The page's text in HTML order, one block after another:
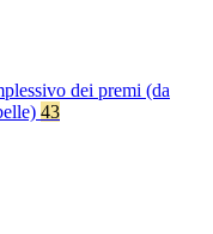
dei premi (da
43